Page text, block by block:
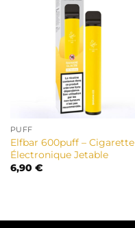
PUFF
Elfbar 600puff – Cigarette
Électronique Jetable
6,90 €